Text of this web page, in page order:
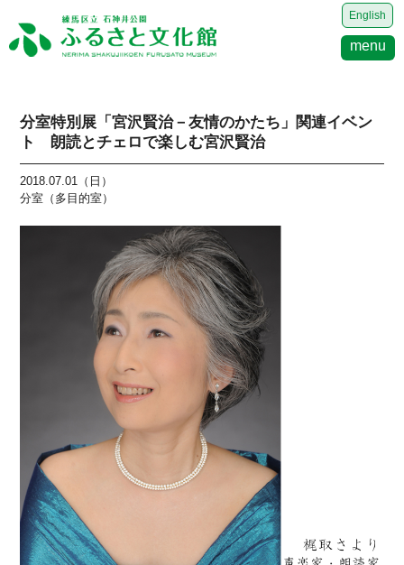
English
menu
分室特別展「宮沢賢治－友情のかたち」関連イベン
ト 朗読とチェロで楽しむ宮沢賢治
2018.07.01（日）
分室（多目的室）